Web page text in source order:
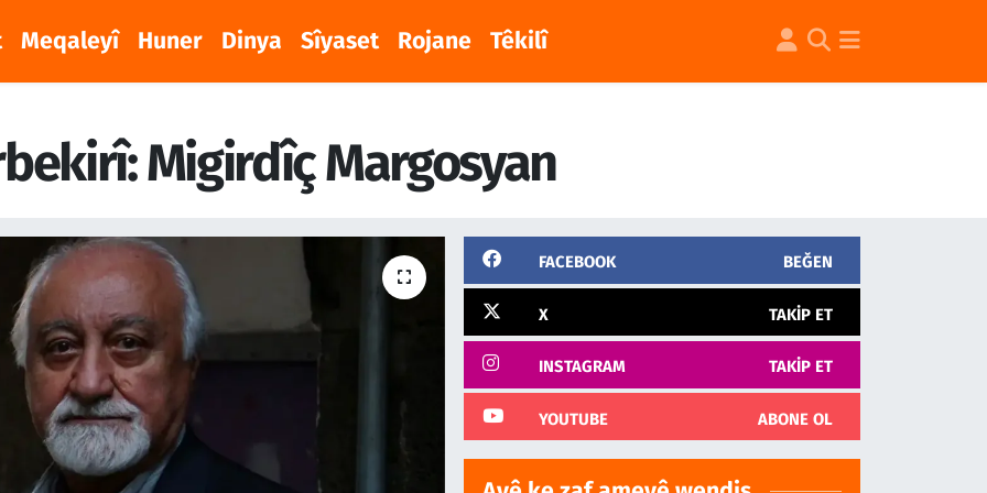
Meqaleyî Huner Dinya Sîyaset Rojane Têkilî
Migirdîç Margosyan
FACEBOOK BEĞEN
X TAKIP ET
INSTAGRAM TAKIP ET
YOUTUBE ABONE OL